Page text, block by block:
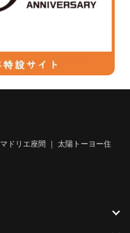
マドリエ座間 ｜ 太陽トーヨー住